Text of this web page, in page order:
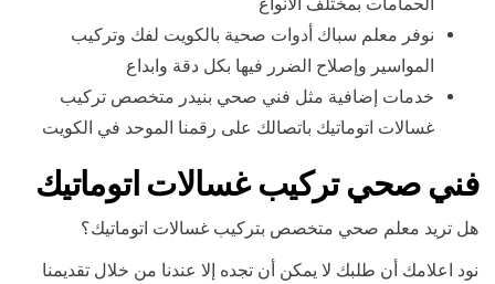
نوفر معلم سباك أدوات صحية بالكويت لفك وتركيب
المواسير وإصلاح الضرر فيها بكل دقة وابداع
خدمات إضافية مثل فني صحي بنيدر متخصص تركيب
غسالات اتوماتيك باتصالك على رقمنا الموحد في الكويت
فني صحي تركيب غسالات اتوماتيك
هل تريد معلم صحي متخصص بتركيب غسالات اتوماتيك؟
نود اعلامك أن طلبك لا يمكن أن تجده إلا عندنا من خلال تقديمنا